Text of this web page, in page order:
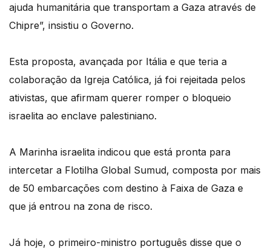
ajuda humanitária que transportam a Gaza através de
Chipre”, insistiu o Governo.
Esta proposta, avançada por Itália e que teria a
colaboração da Igreja Católica, já foi rejeitada pelos
ativistas, que afirmam querer romper o bloqueio
israelita ao enclave palestiniano.
A Marinha israelita indicou que está pronta para
intercetar a Flotilha Global Sumud, composta por mais
de 50 embarcações com destino à Faixa de Gaza e
que já entrou na zona de risco.
Já hoje, o primeiro-ministro português disse que o